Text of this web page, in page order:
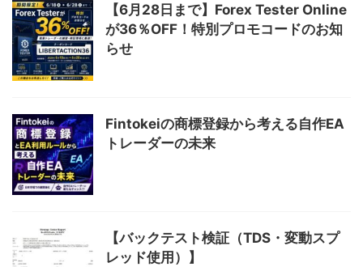
【6月28日まで】Forex Tester Online
が36％OFF！特別プロモコードのお知
らせ
Fintokeiの商標登録から考える自作EA
トレーダーの未来
【バックテスト検証（TDS・変動スプ
レッド使用）】